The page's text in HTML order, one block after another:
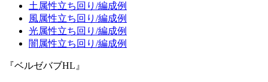
土属性立ち回り/編成例
風属性立ち回り/編成例
光属性立ち回り/編成例
闇属性立ち回り/編成例
『ベルゼバブHL』